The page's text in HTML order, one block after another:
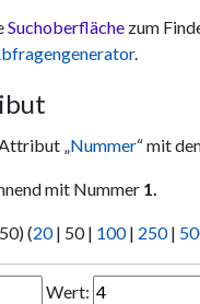
Suchoberfläche zum
.
„Nummer“ mit
mit Nummer 1.
) (20| 50| 100| 250|
Wert: